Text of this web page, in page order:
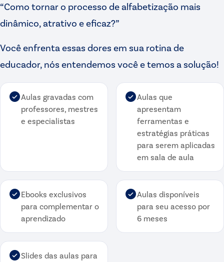
“Como tornar o processo de alfabetização mais
dinâmico, atrativo e eficaz?”
Você enfrenta essas dores em sua rotina de
educador, nós entendemos você e temos a solução!
Aulas gravadas com
professores, mestres
e especialistas
Aulas que
apresentam
ferramentas e
estratégias práticas
para serem aplicadas
em sala de aula
Ebooks exclusivos
para complementar o
aprendizado
Aulas disponíveis
para seu acesso por
6 meses
Slides das aulas para